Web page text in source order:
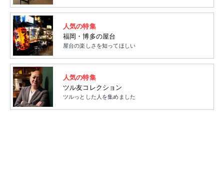
人気の特集
福岡・博多の屋台
屋台の楽しさを知ってほしい
人気の特集
ツル友コレクション
ツルっとした人を集めました